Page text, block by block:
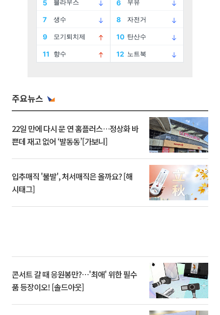
주요뉴스
22일 만에 다시 문 연 홈플러스…정상화 바
쁜데 재고 없어 ‘발동동’[가보니]
입추매직 '불발', 처서매직은 올까요? [해
시태그]
콘서트 갈 때 응원봉만?⋯'최애' 위한 필수
품 등장이오! [솔드아웃]